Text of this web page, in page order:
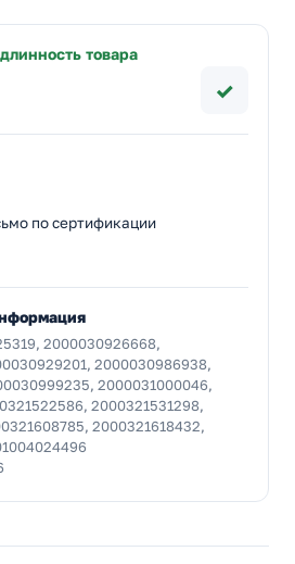
товара
✓
по сертификации
2000030926668,
2000030986938,
2000031000046,
2000321531298,
2000321618432,